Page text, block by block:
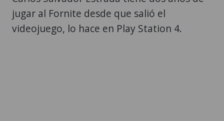
jugar al Fornite desde que salió el
videojuego, lo hace en Play Station 4.